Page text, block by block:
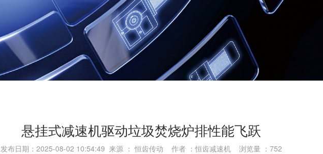
悬挂式减速机驱动垃圾焚烧炉排性能飞跃
发布日期：2025-08-02 10:54:49 来源 ： 恒齿传动 作者 ：恒齿减速机 浏览量 ： 752